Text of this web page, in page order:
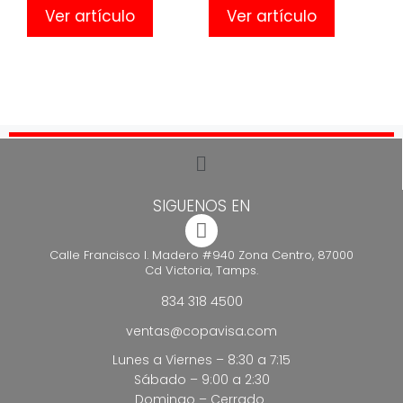
Ver artículo Ver artículo
SIGUENOS EN
Calle Francisco I. Madero #940 Zona Centro, 87000
Cd Victoria, Tamps.
834 318 4500
ventas@copavisa.com
Lunes a Viernes – 8:30 a 7:15
Sábado – 9:00 a 2:30